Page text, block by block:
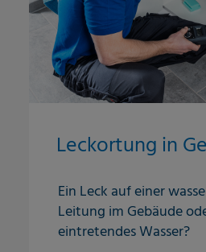
Leckortung in
Ein Leck auf einer
Leitung im Gebäude
eintretendes Wasser?